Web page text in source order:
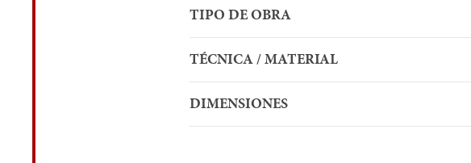
TIPO DE OBRA
TÉCNICA / MATERIAL
DIMENSIONES